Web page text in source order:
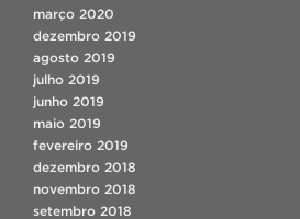
março 2020
dezembro 2019
agosto 2019
julho 2019
junho 2019
maio 2019
fevereiro 2019
dezembro 2018
novembro 2018
setembro 2018